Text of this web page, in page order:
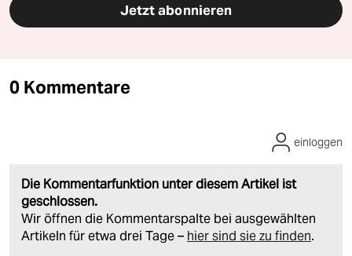
Jetzt abonnieren
0 Kommentare
Die Kommentarfunktion unter diesem Artikel ist
geschlossen.
Wir öffnen die Kommentarspalte bei ausgewählten
Artikeln für etwa drei Tage – hier sind sie zu finden.
einloggen